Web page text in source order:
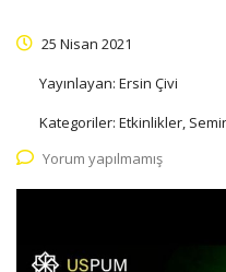
25 Nisan 2021
Yayınlayan: Ersin Çivi
Kategoriler: Etkinlikler,
Yorum yapılmamış